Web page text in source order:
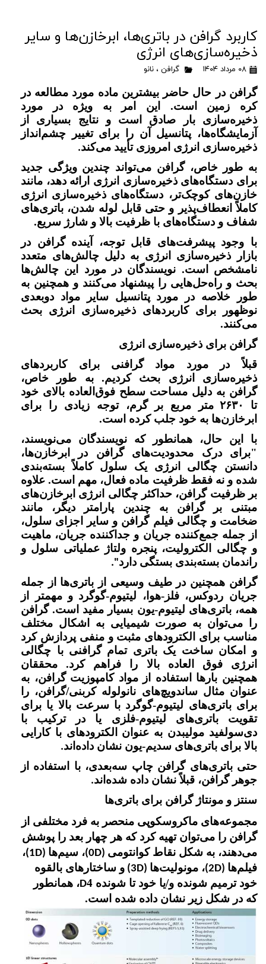
کاربرد گرافن در باتری‌ها، ابرخازن‌ها و سایر
ذخیره‌سازی‌های انرژی
۰۸ مرداد ۱۴۰۴ گرافن ،نانو
گرافن در حال حاضر بیشترین ماده مورد مطالعه در
کره زمین است. این امر به ویژه در مورد
ذخیره‌سازی بار صادق است و نتایج بسیاری از
آزمایشگاه‌ها، پتانسیل آن را برای تغییر چشم‌انداز
ذخیره‌سازی انرژی امروزی تأیید می‌کند.
به طور خاص، گرافن می‌تواند چندین ویژگی جدید
برای دستگاه‌های ذخیره‌سازی انرژی ارائه دهد، مانند
خازن‌های کوچک‌تر، دستگاه‌های ذخیره‌سازی انرژی
کاملاً انعطاف‌پذیر و حتی قابل لوله شدن، باتری‌های
شفاف و دستگاه‌های با ظرفیت بالا و شارژ سریع.
با وجود پیشرفت‌های قابل توجه، آینده گرافن در
بازار ذخیره‌سازی انرژی به دلیل چالش‌های متعدد
نامشخص است. نویسندگان در مورد این چالش‌ها
بحث و راه‌حل‌هایی را پیشنهاد می‌کنند و همچنین به
طور خلاصه در مورد پتانسیل سایر مواد دوبعدی
نوظهور برای کاربردهای ذخیره‌سازی انرژی بحث
می‌کنند.
گرافن برای ذخیره‌سازی انرژی
قبلاً در مورد مواد گرافنی برای کاربردهای
ذخیره‌سازی انرژی بحث کردیم. به طور خاص،
گرافن به دلیل مساحت سطح فوق‌العاده بالای خود
تا
۲۶۳۰ متر مربع بر گرم، توجه زیادی را برای
ابرخازن‌ها به خود جلب کرده است.
با این حال، همانطور که نویسندگان می‌نویسند،
"برای درک محدودیت‌های گرافن در ابرخازن‌ها،
دانستن چگالی انرژی یک سلول کاملاً بسته‌بندی
شده و نه فقط ظرفیت ماده فعال، مهم است. علاوه
بر ظرفیت گرافن، حداکثر چگالی انرژی ابرخازن‌های
مبتنی بر گرافن به چندین پارامتر دیگر، مانند
ضخامت و چگالی فیلم گرافن و سایر اجزای سلول،
از جمله جمع‌کننده جریان و جداکننده جریان، ماهیت
و چگالی الکترولیت، پنجره ولتاژ عملیاتی سلول و
راندمان بسته‌بندی بستگی دارد."
گرافن همچنین در طیف وسیعی از باتری‌ها از جمله
جریان ردوکس، فلز-هوا، لیتیوم-گوگرد و مهمتر از
همه، باتری‌های لیتیوم-یون بسیار مفید است. گرافن
را می‌توان به صورت شیمیایی به اشکال مختلف
مناسب برای الکترودهای مثبت و منفی پردازش کرد
و امکان ساخت یک باتری تمام گرافنی با چگالی
انرژی فوق العاده بالا را فراهم کرد. محققان
همچنین بارها استفاده از مواد کامپوزیت گرافن، به
عنوان مثال ساندویچ‌های نانولوله کربنی/گرافن، را
برای باتری‌های لیتیوم-گوگرد با سرعت بالا یا برای
تقویت باتری‌های لیتیوم-فلزی یا در ترکیب با
دی‌سولفید مولیبدن به عنوان الکترودهای با کارایی
بالا برای باتری‌های سدیم-یون نشان داده‌اند.
حتی باتری‌های گرافن چاپ سه‌بعدی، با استفاده از
جوهر گرافن، قبلاً نشان داده شده‌اند.
سنتز و مونتاژ گرافن برای باتری‌ها
مجموعه‌های ماکروسکوپی منحصر به فرد مختلفی از
گرافن را می‌توان تهیه کرد که هر چهار بعد را پوشش
می‌دهند، به شکل نقاط کوانتومی (0D) ، سیم‌ها (1D)
،
فیلم‌ها (2D) ، مونولیت‌ها (3D)
و ساختارهای بالقوه
خود ترمیم شونده و/یا خود تا شونده 4 D، همانطور
که در شکل زیر نشان داده شده است.